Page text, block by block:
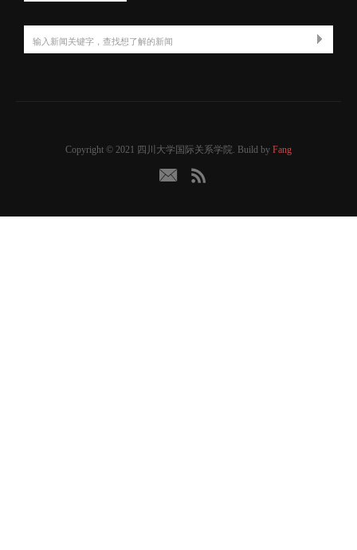
Copyright © 2021 四川大学国际关系学院. Build by Fang